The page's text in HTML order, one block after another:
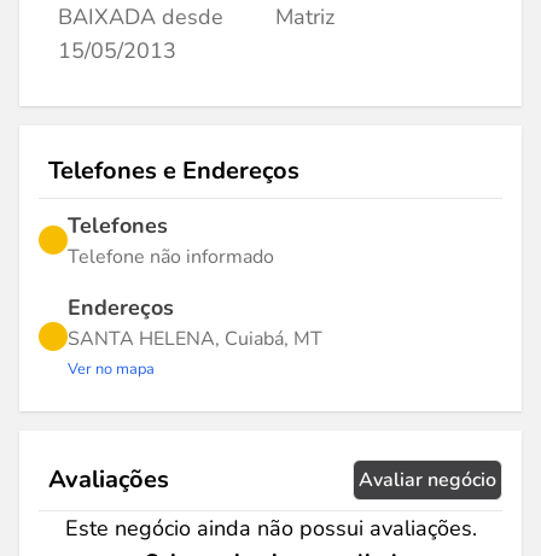
BAIXADA desde
15/05/2013
Matriz
Telefones e Endereços
Telefones
Telefone não informado
Endereços
SANTA HELENA, Cuiabá, MT
Ver no mapa
Avaliações Avaliar negócio
Este negócio ainda não possui avaliações.